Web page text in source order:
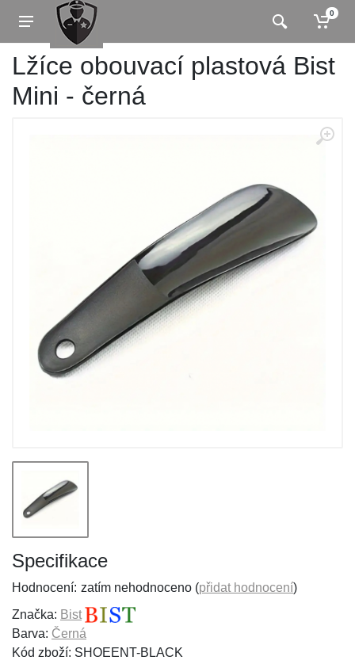
0
Lžíce obouvací plastová Bist
Mini - černá
Specifikace
Hodnocení: zatím nehodnoceno (přidat hodnocení)
Značka: Bist
Barva: Černá
Kód zboží: SHOEENT-BLACK